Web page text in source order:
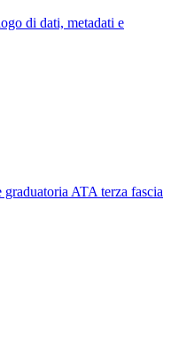
di dati, metadati e
ATA terza fascia